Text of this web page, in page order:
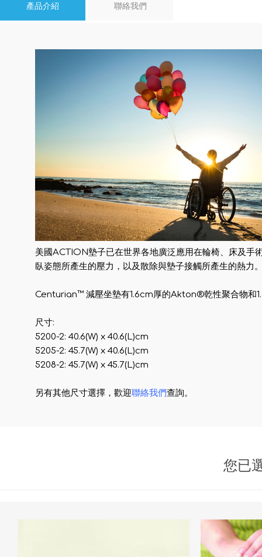
產品介紹 聯絡我們
美國ACTION墊子已在世界各地廣泛應用在輪椅、床及
臥姿態所產生的壓力，以及散除與墊子接觸所產生的熱力
Centurian™ 減壓坐墊有1.6cm厚的Akton®乾性聚合物和
尺寸:
5200-2: 40.6(W) x 40.6(L)cm
5205-2: 45.7(W) x 40.6(L)cm
5208-2: 45.7(W) x 45.7(L)cm
另有其他尺寸選擇，歡迎聯絡我們查詢。
您已